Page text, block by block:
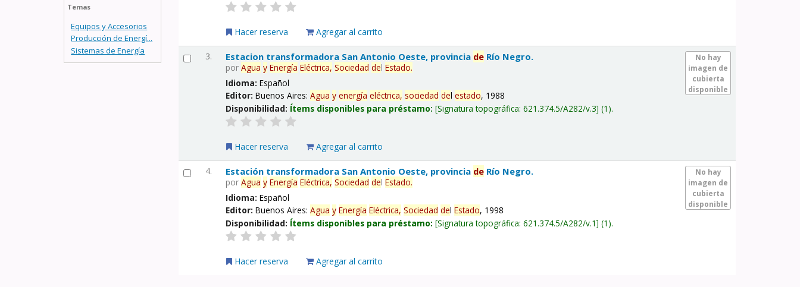
Temas
Equipos y Accesorios
Producción de Energí...
Sistemas de Energía
Hacer reserva Agregar al carrito
3.
No hay
imagen de
cubierta
disponible
Estacion transformadora San Antonio Oeste, provincia de Río Negro.
porAgua y Energía Eléctrica, Sociedad delEstado.
Idioma:Español
Editor:Buenos Aires:Agua y energía eléctrica, sociedad delestado, 1988
Disponibilidad: Ítems disponibles para préstamo: Signatura topográfica:621.374.5/A282/v.3 (1).
Hacer reserva Agregar al carrito
4.
No hay
imagen de
cubierta
disponible
Estación transformadora San Antonio Oeste, provincia de Río Negro.
porAgua y Energía Eléctrica, Sociedad delEstado.
Idioma:Español
Editor:Buenos Aires:Agua y Energía Eléctrica, Sociedad delEstado, 1998
Disponibilidad: Ítems disponibles para préstamo: Signatura topográfica:621.374.5/A282/v.1 (1).
Hacer reserva Agregar al carrito